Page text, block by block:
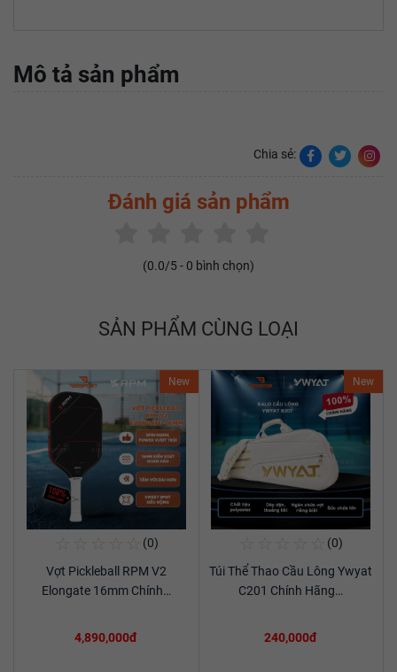
Mô tả sản phẩm
Chia sẻ:
Đánh giá sản phẩm
(0.0/5 - 0 bình chọn)
SẢN PHẨM CÙNG LOẠI
New
(0)
Vợt Pickleball RPM V2
Elongate 16mm Chính…
4,890,000đ
New
(0)
Túi Thể Thao Cầu Lông Ywyat
C201 Chính Hãng…
240,000đ